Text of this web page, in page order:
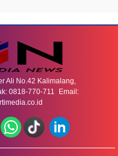
Ali No.42 Kalimalang,
0818-770-711 Email: